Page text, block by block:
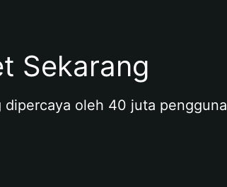
Sekarang
oleh 40 juta pengguna